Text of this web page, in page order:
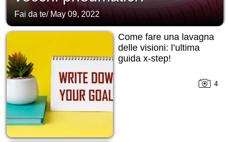
Fai da te/ May 09, 2022
Come fare una lavagna
delle visioni: l’ultima
guida x-step!
4